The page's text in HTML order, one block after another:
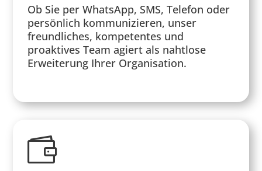
Ob Sie per WhatsApp, SMS, Telefon oder
persönlich kommunizieren, unser
freundliches, kompetentes und
proaktives Team agiert als nahtlose
Erweiterung Ihrer Organisation.
